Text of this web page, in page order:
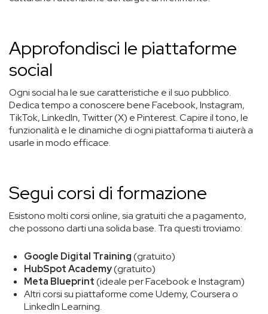
Approfondisci le piattaforme
social
Ogni social ha le sue caratteristiche e il suo pubblico.
Dedica tempo a conoscere bene Facebook, Instagram,
TikTok, LinkedIn, Twitter (X) e Pinterest. Capire il tono, le
funzionalità e le dinamiche di ogni piattaforma ti aiuterà a
usarle in modo efficace.
Segui corsi di formazione
Esistono molti corsi online, sia gratuiti che a pagamento,
che possono darti una solida base. Tra questi troviamo:
Google Digital Training(gratuito)
HubSpot Academy(gratuito)
Meta Blueprint(ideale per Facebook e Instagram)
Altri corsi su piattaforme come Udemy, Coursera o
LinkedIn Learning.